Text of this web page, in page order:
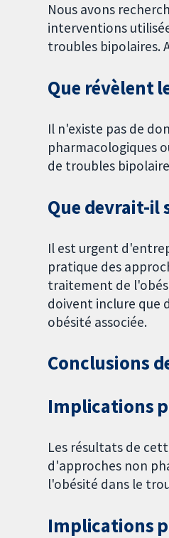
Nous avons
interventions
troubles bipolaires.
Que révèlent
Il n'existe pas de
pharmacologiques
de troubles
Que devrait-il
Il est urgent
pratique des
traitement de
doivent inclure que
obésité associée.
Conclusions
Implications
Les résultats de
d'approches non
l'obésité dans le
Implications